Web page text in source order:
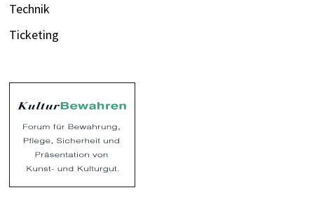
Technik
Ticketing